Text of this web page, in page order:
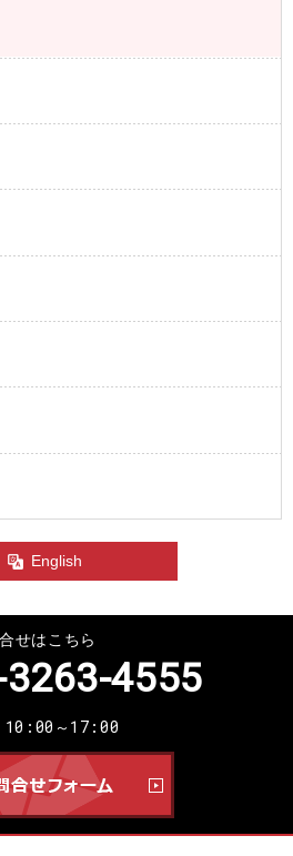
English
せはこちら
4555
10:00～17:00